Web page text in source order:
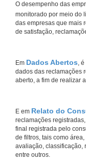
O desempenho das
monitorado por meio do
das empresas que mais
de satisfação,
Em Dados Abertos,
dados das reclamações
aberto, a fim de realizar
E em Relato do
reclamações
final registrada pelo
de filtros, tais como
avaliação, classificação,
entre outros.